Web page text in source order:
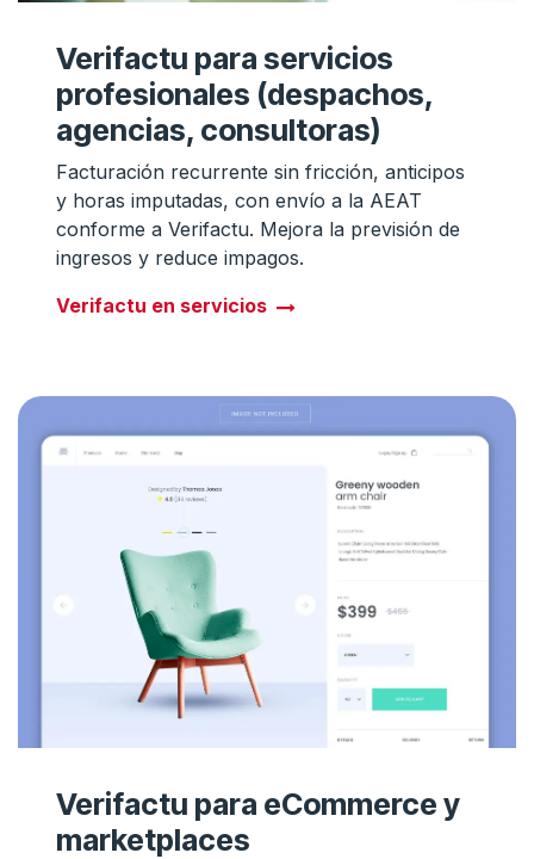
Verifactu para servicios
profesionales (despachos,
agencias, consultoras)
Facturación recurrente sin fricción, anticipos
y horas imputadas, con envío a la AEAT
conforme a Verifactu. Mejora la previsión de
ingresos y reduce impagos.
Verifactu en servicios
Verifactu para eCommerce y
marketplaces